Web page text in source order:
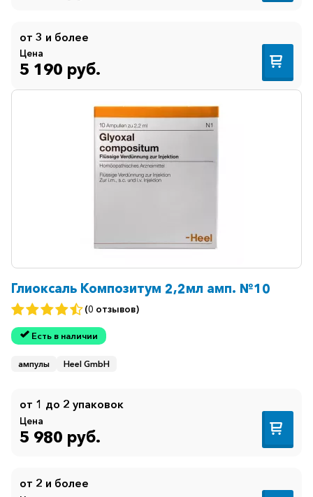
от 3 и более
Цена
5 190 руб.
Глиоксаль Композитум 2,2мл амп. №10
(0 отзывов)
Есть в наличии
ампулы Heel GmbH
от 1 до 2 упаковок
Цена
5 980 руб.
от 2 и более